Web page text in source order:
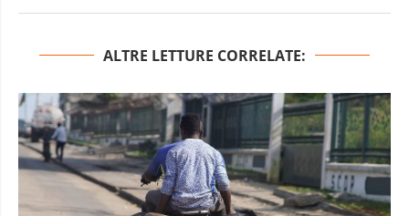
ALTRE LETTURE CORRELATE: